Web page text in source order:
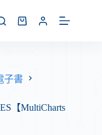
子書
【MultiCharts